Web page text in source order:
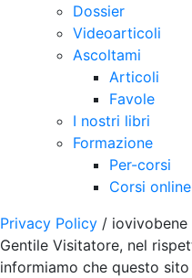
Dossier
Videoarticoli
Ascoltami
Articoli
Favole
I nostri libri
Formazione
Per-corsi
Corsi online
Privacy Policy / iovivobene
Gentile Visitatore, nel
informiamo che questo